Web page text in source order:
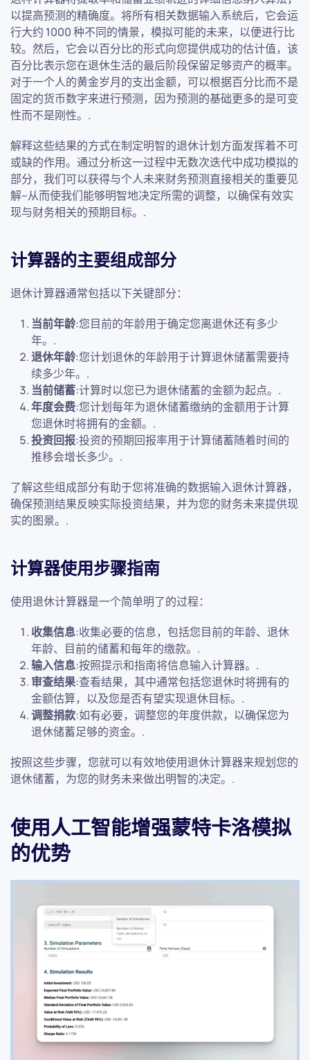
以提高预测的精确度。将所有相关数据输入系统后，它会运
行大约 1000 种不同的情景，模拟可能的未来，以便进行比
较。然后，它会以百分比的形式向您提供成功的估计值，该
百分比表示您在退休生活的最后阶段保留足够资产的概率。
对于一个人的黄金岁月的支出金额，可以根据百分比而不是
固定的货币数字来进行预测，因为预测的基础更多的是可变
性而不是刚性。.
解释这些结果的方式在制定明智的退休计划方面发挥着不可
或缺的作用。通过分析这一过程中无数次迭代中成功模拟的
部分，我们可以获得与个人未来财务预测直接相关的重要见
解--从而使我们能够明智地决定所需的调整，以确保有效实
现与财务相关的预期目标。.
计算器的主要组成部分
退休计算器通常包括以下关键部分：
当前年龄:您目前的年龄用于确定您离退休还有多少
年。.
退休年龄:您计划退休的年龄用于计算退休储蓄需要持
续多少年。.
当前储蓄:计算时以您已为退休储蓄的金额为起点。.
年度会费:您计划每年为退休储蓄缴纳的金额用于计算
您退休时将拥有的金额。.
投资回报:投资的预期回报率用于计算储蓄随着时间的
推移会增长多少。.
了解这些组成部分有助于您将准确的数据输入退休计算器，
确保预测结果反映实际投资结果，并为您的财务未来提供现
实的图景。.
计算器使用步骤指南
使用退休计算器是一个简单明了的过程：
收集信息:收集必要的信息，包括您目前的年龄、退休
年龄、目前的储蓄和每年的缴款。.
输入信息:按照提示和指南将信息输入计算器。.
审查结果:查看结果，其中通常包括您退休时将拥有的
金额估算，以及您是否有望实现退休目标。.
调整捐款:如有必要，调整您的年度供款，以确保您为
退休储蓄足够的资金。.
按照这些步骤，您就可以有效地使用退休计算器来规划您的
退休储蓄，为您的财务未来做出明智的决定。.
使用人工智能增强蒙特卡洛模拟
的优势